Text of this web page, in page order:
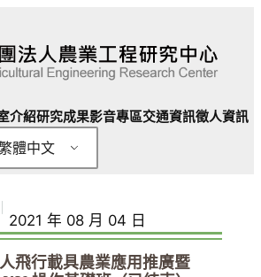
介紹研究成果影音專區交通資訊徵人資訊
體中文
2021 年 08 月 04 日
飛行載具農業應用推廣暨